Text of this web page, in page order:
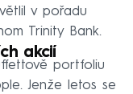
v pořadu
Trinity Bank.
akcií
portfoliu
Jenže letos se